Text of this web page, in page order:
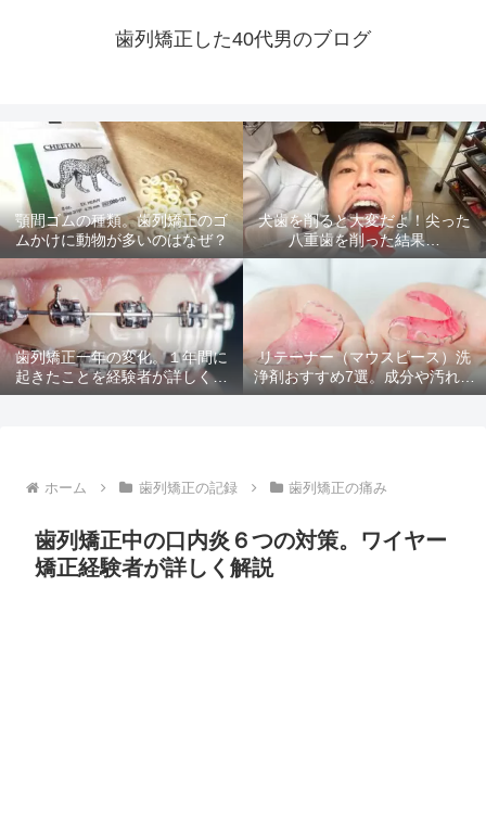
歯列矯正した40代男のブログ
顎間ゴムの種類。歯列矯正のゴ
ムかけに動物が多いのはなぜ？
犬歯を削ると大変だよ！尖った
八重歯を削った結果…
歯列矯正一年の変化。１年間に
起きたことを経験者が詳しく解
説
リテーナー（マウスピース）洗
浄剤おすすめ7選。成分や汚れ落
ちを比較
ホーム 歯列矯正の記録 歯列矯正の痛み
歯列矯正中の口内炎６つの対策。ワイヤー
矯正経験者が詳しく解説